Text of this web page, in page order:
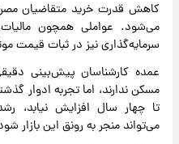
کاهش قدرت خرید متقاضیان
می‌شود. عواملی همچون
سرمایه‌گذاری نیز در ثبات قیمت
عمده کارشناسان پیش‌بینی دقیقی
مسکن ندارند، اما تجربه ادوار
تا چهار سال افزایش نیابد،
می‌تواند منجر به رونق این بازار شود.